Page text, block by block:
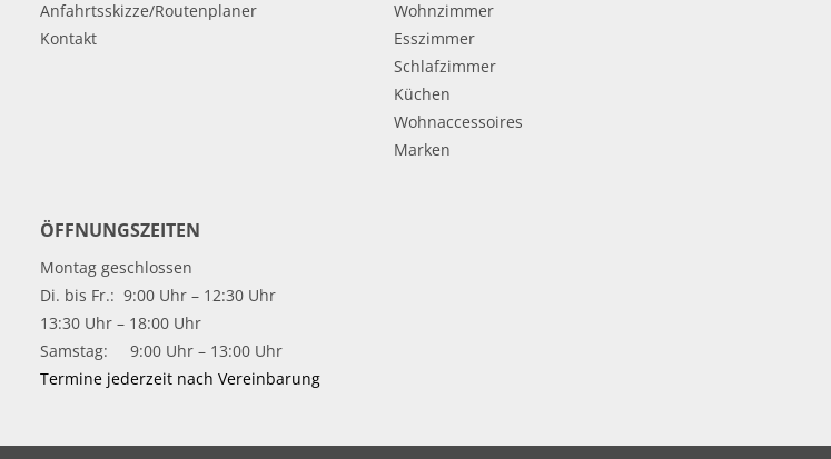
Anfahrtsskizze/Routenplaner
Kontakt
Wohnzimmer
Esszimmer
Schlafzimmer
Küchen
Wohnaccessoires
Marken
ÖFFNUNGSZEITEN
Montag geschlossen
Di. bis Fr.: 9:00 Uhr – 12:30 Uhr
13:30 Uhr – 18:00 Uhr
Samstag: 9:00 Uhr – 13:00 Uhr
Termine jederzeit nach Vereinbarung